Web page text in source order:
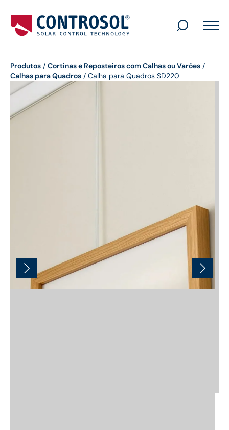
Produtos / Cortinas e Reposteiros com Calhas ou Varões /
Calhas para Quadros / Calha para Quadros SD220